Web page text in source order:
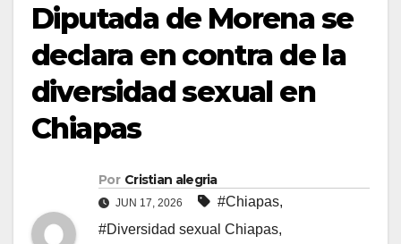
Diputada de Morena se
declara en contra de la
diversidad sexual en
Chiapas
Por Cristian alegria
JUN 17, 2026 #Chiapas,
#Diversidad sexual Chiapas,